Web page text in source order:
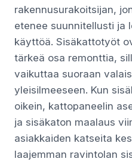
rakennusurakoitsijan,
etenee suunnitellusti ja
käyttöä. Sisäkattotyöt
tärkeä osa remonttia,
vaikuttaa suoraan
yleisilmeeseen. Kun
oikein, kattopaneelin
ja sisäkaton maalaus
asiakkaiden katseita
laajemman ravintolan